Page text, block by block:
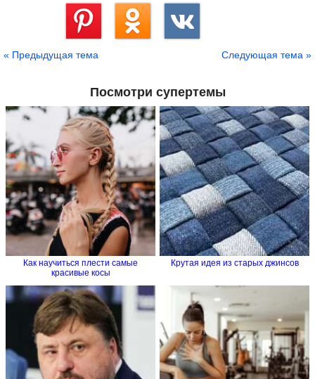
« Предыдущая тема Следующая тема »
Посмотри супертемы
Как научиться плести самые
красивые косы
Крутая идея из старых джинсов